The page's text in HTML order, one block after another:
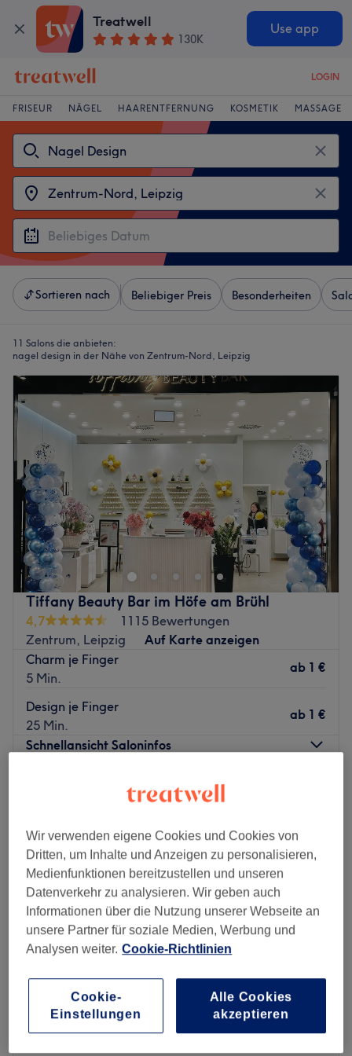
Treatwell
130K
Use app
LOGIN
FRISEUR NÄGEL HAARENTFERNUNG KOSMETIK MASSAGE
Sortieren nach Beliebiger Preis Besonderheiten
11 Salons die anbieten:
nagel design in der Nähe von Zentrum-Nord, Leipzig
Tiffany Beauty Bar im Höfe am Brühl
4,7
1115 Bewertungen
Zentrum, Leipzig
Auf Karte anzeigen
Charm je Finger
5 Min.
ab 1 €
Design je Finger
25 Min.
ab 1 €
Schnellansicht Saloninfos
Donnerstag
10:00– 20:00
Freitag
10:00–20:00
Samstag
10:00–20:00
Sonntag
Geschlossen
Tiffany Beauty Bar là tiệm làm móng uy tín tọa lạc tại
Höfe am Brühl, tầng 1, đối diện Cửa hàng H&M
Home/Kids, bên cạnh Foot Locker, Leipzig. Tiệm cung
cấp nhiều dịch vụ khác nhau để đáp ứng nhu cầu làm đẹp
riêng của khách hàng. Bạn có thể đặt lịch hẹn nhanh
chóng và dễ dàng thông qua ứng dụng Treatwell – với
xác nhận đặt lịch ngay lập tức.
Beauty by Trang - Leipzig Zentrum
Wir verwenden eigene Cookies und Cookies von
Dritten, um Inhalte und Anzeigen zu personalisieren,
Medienfunktionen bereitzustellen und unseren
Datenverkehr zu analysieren. Wir geben auch
Informationen über die Nutzung unserer Webseite an
unsere Partner für soziale Medien, Werbung und
Analysen weiter. Cookie-Richtlinien
Cookie-
Einstellungen
Alle Cookies
akzeptieren